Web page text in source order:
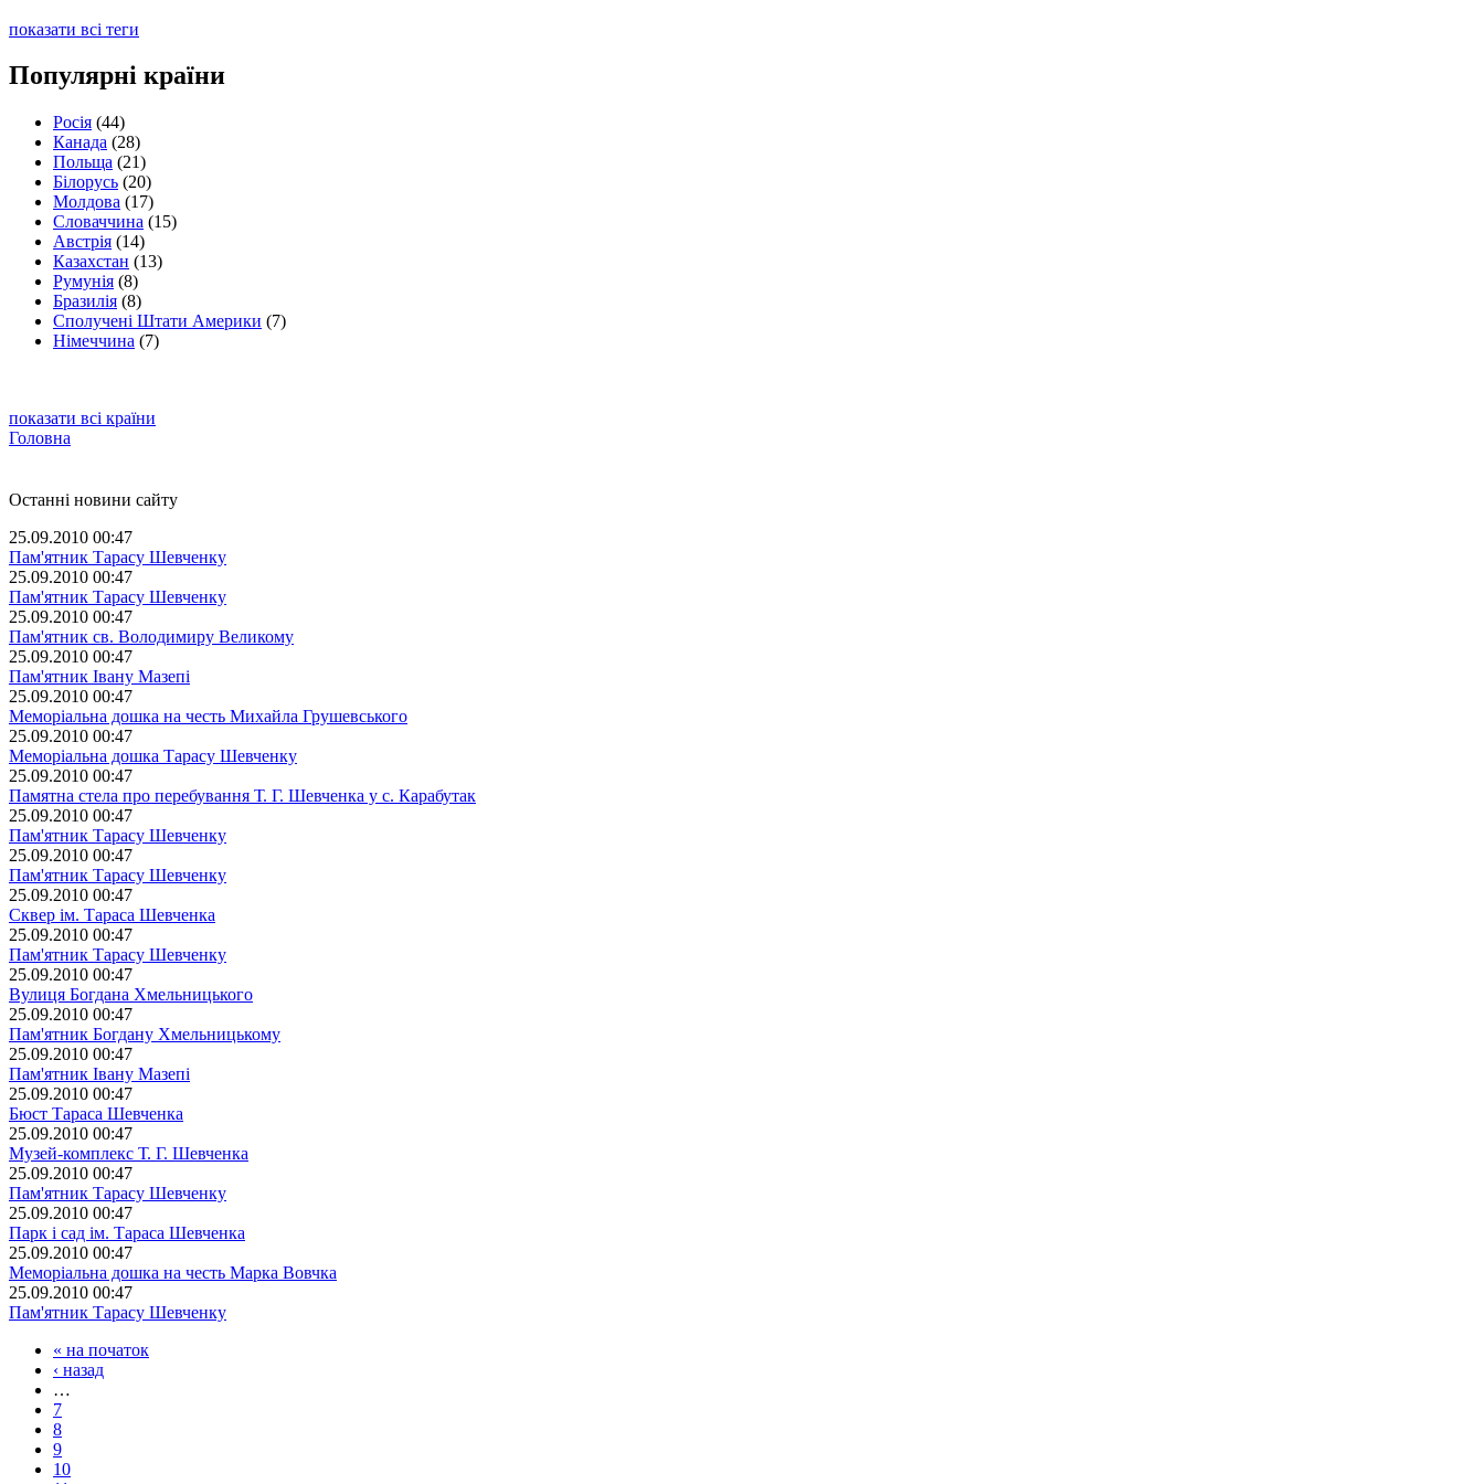
показати всі теги
Популярні країни
Росія (44)
Канада (28)
Польща (21)
Білорусь (20)
Молдова (17)
Словаччина (15)
Австрія (14)
Казахстан (13)
Румунія (8)
Бразилія (8)
Сполучені Штати Америки (7)
Німеччина (7)
показати всі країни
Головна
Останні новини сайту
25.09.2010 00:47
Пам'ятник Тарасу Шевченку
25.09.2010 00:47
Пам'ятник Тарасу Шевченку
25.09.2010 00:47
Пам'ятник св. Володимиру Великому
25.09.2010 00:47
Пам'ятник Івану Мазепі
25.09.2010 00:47
Меморіальна дошка на честь Михайла Грушевського
25.09.2010 00:47
Меморіальна дошка Тарасу Шевченку
25.09.2010 00:47
Памятна стела про перебування Т. Г. Шевченка у с. Карабутак
25.09.2010 00:47
Пам'ятник Тарасу Шевченку
25.09.2010 00:47
Пам'ятник Тарасу Шевченку
25.09.2010 00:47
Сквер ім. Тараса Шевченка
25.09.2010 00:47
Пам'ятник Тарасу Шевченку
25.09.2010 00:47
Вулиця Богдана Хмельницького
25.09.2010 00:47
Пам'ятник Богдану Хмельницькому
25.09.2010 00:47
Пам'ятник Івану Мазепі
25.09.2010 00:47
Бюст Тараса Шевченка
25.09.2010 00:47
Музей-комплекс Т. Г. Шевченка
25.09.2010 00:47
Пам'ятник Тарасу Шевченку
25.09.2010 00:47
Парк і сад ім. Тараса Шевченка
25.09.2010 00:47
Меморіальна дошка на честь Марка Вовчка
25.09.2010 00:47
Пам'ятник Тарасу Шевченку
« на початок
‹ назад
…
7
8
9
10